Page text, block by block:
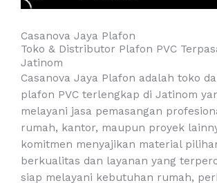
Casanova Jaya Plafon
Toko & Distributor Plafon PVC
Jatinom
Casanova Jaya Plafon adalah toko
plafon PVC terlengkap di Jatinom
melayani jasa pemasangan
rumah, kantor, maupun proyek
komitmen menyajikan material
berkualitas dan layanan yang
siap melayani kebutuhan rumah,